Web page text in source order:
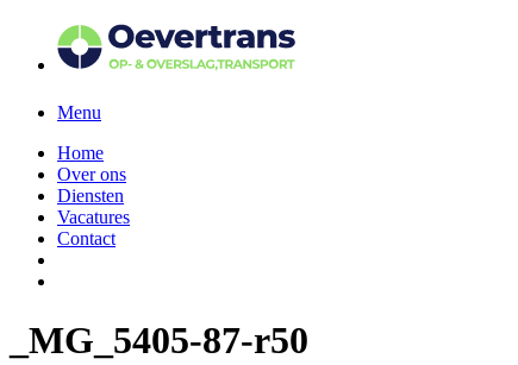
Menu
Home
Over ons
Diensten
Vacatures
Contact
_MG_5405-87-r50